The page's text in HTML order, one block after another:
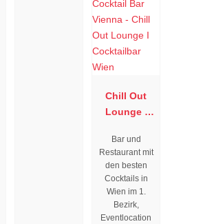
Chill Out
Lounge I
Wien
Bar und
Restaurant mit
den besten
Cocktails in
Wien im 1.
Bezirk,
Eventlocation